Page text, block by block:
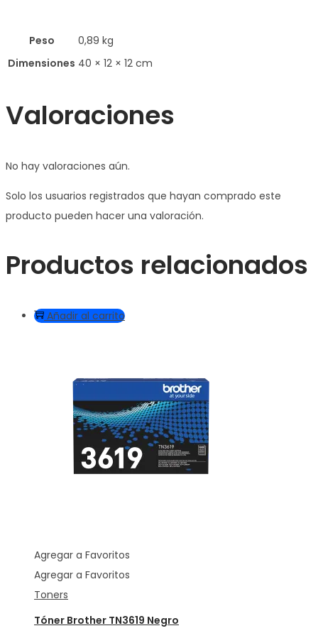
Peso
0,89 kg
Dimensiones 40 × 12 × 12 cm
Valoraciones
No hay valoraciones aún.
Solo los usuarios registrados que hayan comprado este
producto pueden hacer una valoración.
Productos relacionados
Añadir al carrito
Agregar a Favoritos
Agregar a Favoritos
Toners
Tóner Brother TN3619 Negro